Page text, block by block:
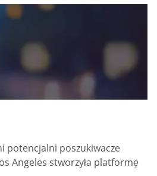
potencjalni poszukiwacze
Angeles stworzyła platformę